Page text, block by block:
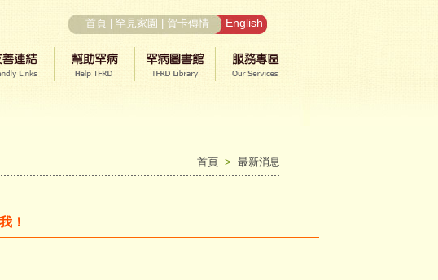
首頁 罕見家園 賀卡傳情 English
首頁 > 最新消息
！